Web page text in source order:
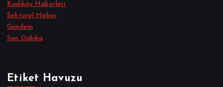
Kadıköy Haberleri
Sektörel Haber
Gündem
Son Dakika
Etiket Havuzu